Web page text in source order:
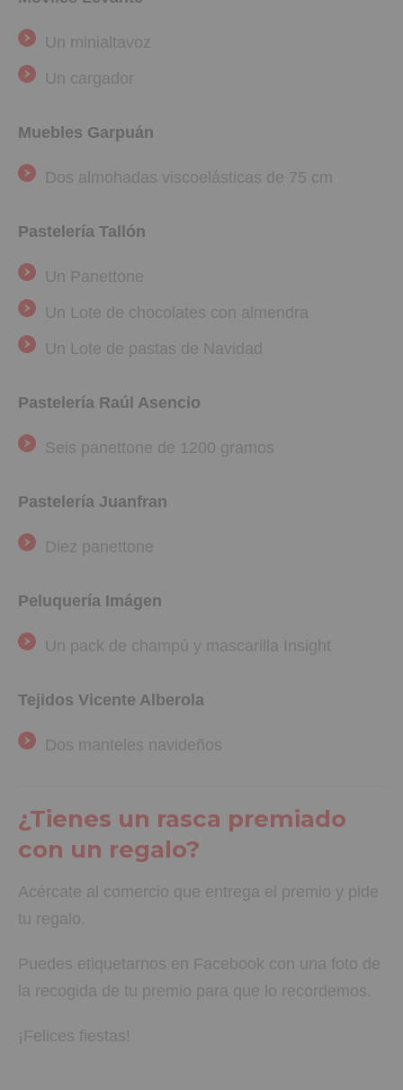
Un minialtavoz
Un cargador
Muebles Garpuán
Dos almohadas viscoelásticas de 75 cm
Pastelería Tallón
Un Panettone
Un Lote de chocolates con almendra
Un Lote de pastas de Navidad
Pastelería Raúl Asencio
Seis panettone de 1200 gramos
Pastelería Juanfran
Diez panettone
Peluquería Imágen
Un pack de champú y mascarilla Insight
Tejidos Vicente Alberola
Dos manteles navideños
¿Tienes un rasca premiado
con un regalo?
Acércate al comercio que entrega el premio y pide
tu regalo.
Puedes etiquetarnos en Facebook con una foto de
la recogida de tu premio para que lo recordemos.
¡Felices fiestas!